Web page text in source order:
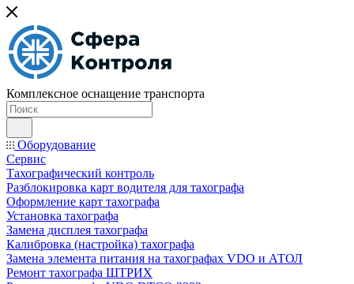
Комплексное оснащение транспорта
Оборудование
Сервис
Тахографический контроль
Разблокировка карт водителя для тахографа
Оформление карт тахографа
Установка тахографа
Замена дисплея тахографа
Калибровка (настройка) тахографа
Замена элемента питания на тахографах VDO и АТОЛ
Ремонт тахографа ШТРИХ